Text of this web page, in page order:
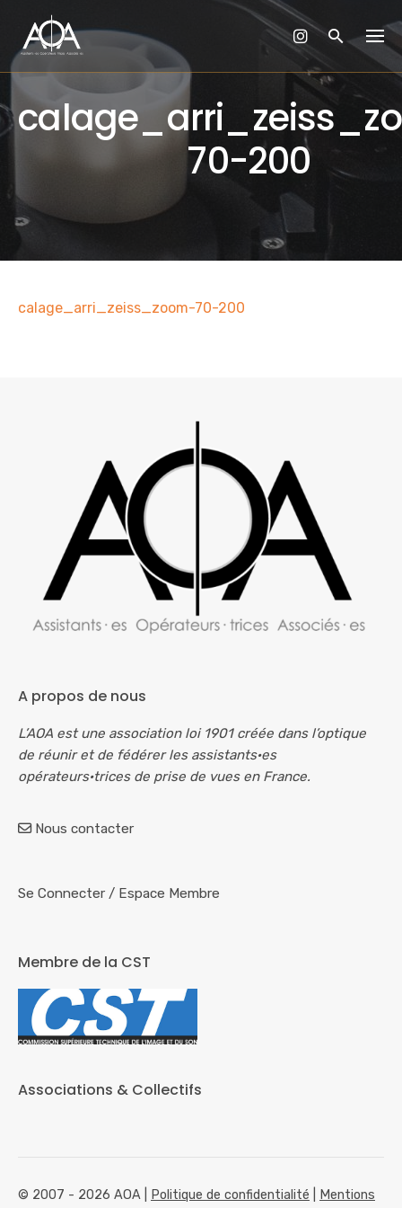
content
70-200
calage_arri_zeiss_zoom-70-200
A propos de nous
L’AOA est une association loi 1901 créée dans l’optique
de réunir et de fédérer les assistants·es
opérateurs·trices de prise de vues en France.
Nous contacter
Se Connecter / Espace Membre
Membre de la CST
Associations & Collectifs
© 2007 - 2026 AOA | Politique de confidentialité Mentions